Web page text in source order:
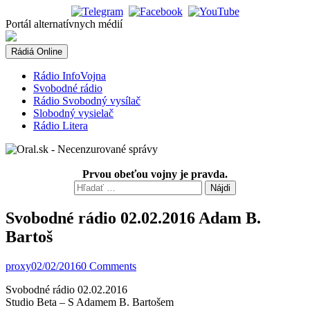
to
content
Portál alternatívnych médií
Rádiá Online
Rádio InfoVojna
Svobodné rádio
Rádio Svobodný vysílač
Slobodný vysielač
Rádio Litera
Prvou obeťou vojny je pravda.
Hľadať:
Svobodné rádio 02.02.2016 Adam B.
Bartoš
proxy02/02/20160 Comments
Svobodné rádio 02.02.2016
Studio Beta – S Adamem B. Bartošem